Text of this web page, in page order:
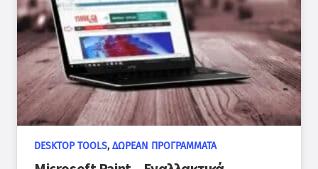
DESKTOP TOOLS,ΔΩΡΕΆΝ ΠΡΟΓΡΆΜΜΑΤΑ